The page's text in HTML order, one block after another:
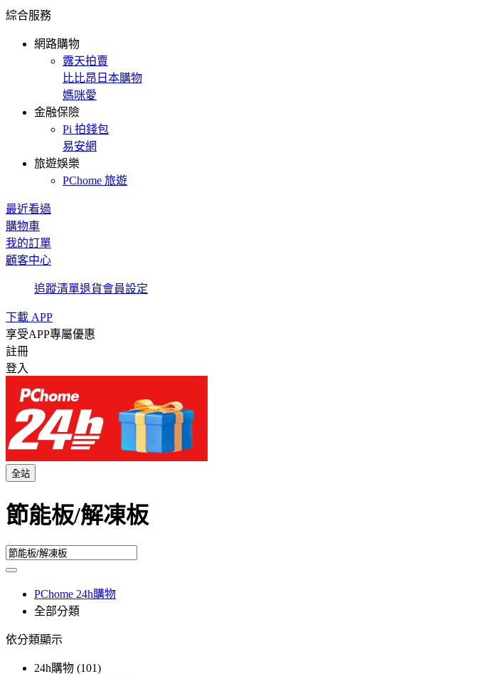
綜合服務
網路購物
露天拍賣
比比昂日本購物
媽咪愛
金融保險
Pi 拍錢包
易安網
旅遊娛樂
PChome 旅遊
最近看過
購物車
我的訂單
顧客中心
追蹤清單退貨會員設定
下載 APP
享受APP專屬優惠
註冊
登入
全站
節能板/解凍板
PChome 24h購物
全部分類
依分類顯示
24h購物 (101)